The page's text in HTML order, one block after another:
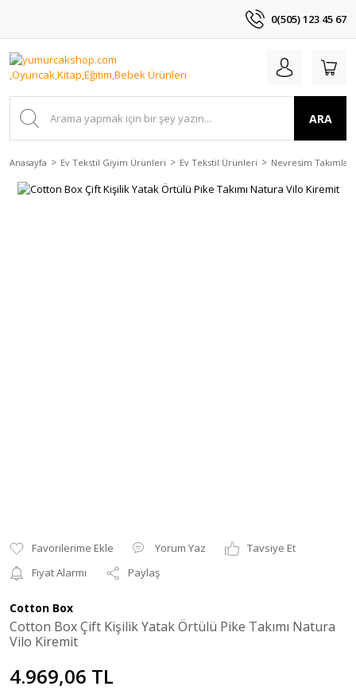
0(505) 123 45 67
ARA
Anasayfa Ev Tekstil Giyim Ürünleri Ev Tekstil Ürünleri Nevresim Takımları
Yorum Yaz
Tavsiye Et
Fiyat Alarmı
Paylaş
Cotton Box
Cotton Box Çift Kişilik Yatak Örtülü Pike Takımı Natura
Vilo Kiremit
4.969,06 TL